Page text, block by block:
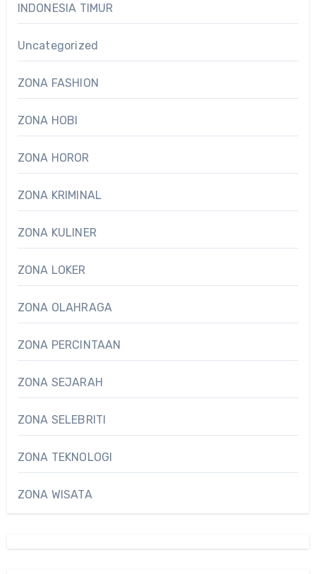
INDONESIA TIMUR
Uncategorized
ZONA FASHION
ZONA HOBI
ZONA HOROR
ZONA KRIMINAL
ZONA KULINER
ZONA LOKER
ZONA OLAHRAGA
ZONA PERCINTAAN
ZONA SEJARAH
ZONA SELEBRITI
ZONA TEKNOLOGI
ZONA WISATA